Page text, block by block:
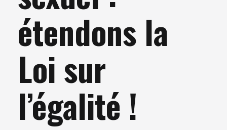
étendons la
Loi sur
l’égalité !